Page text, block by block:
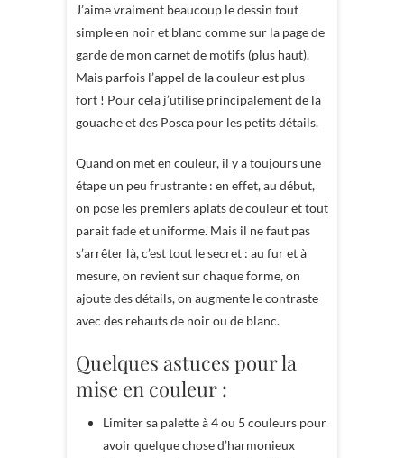
J’aime vraiment beaucoup le dessin tout
simple en noir et blanc comme sur la page de
garde de mon carnet de motifs (plus haut).
Mais parfois l’appel de la couleur est plus
fort ! Pour cela j’utilise principalement de la
gouache et des Posca pour les petits détails.
Quand on met en couleur, il y a toujours une
étape un peu frustrante : en effet, au début,
on pose les premiers aplats de couleur et tout
parait fade et uniforme. Mais il ne faut pas
s’arrêter là, c’est tout le secret : au fur et à
mesure, on revient sur chaque forme, on
ajoute des détails, on augmente le contraste
avec des rehauts de noir ou de blanc.
Quelques astuces pour la
mise en couleur :
Limiter sa palette à 4 ou 5 couleurs pour
avoir quelque chose d’harmonieux